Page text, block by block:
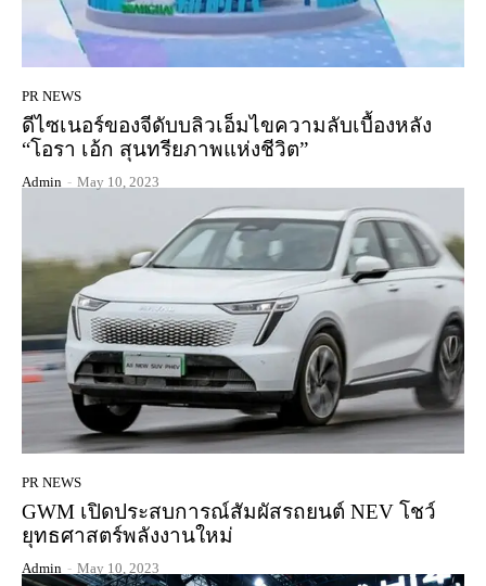
PR NEWS
ดีไซเนอร์ของจีดับบลิวเอ็มไขความลับเบื้องหลัง
“โอรา เอ้ก สุนทรียภาพแห่งชีวิต”
Admin - May 10, 2023
PR NEWS
GWM เปิดประสบการณ์สัมผัสรถยนต์ NEV โชว์
ยุทธศาสตร์พลังงานใหม่
Admin - May 10, 2023